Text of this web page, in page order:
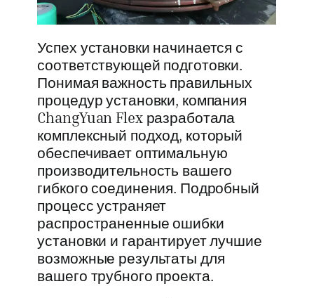
Успех установки начинается с
соответствующей подготовки.
Понимая важность правильных
процедур установки, компания
ChangYuan Flex разработала
комплексный подход, который
обеспечивает оптимальную
производительность вашего
гибкого соединения. Подробный
процесс устраняет
распространенные ошибки
установки и гарантирует лучшие
возможные результаты для
вашего трубного проекта.